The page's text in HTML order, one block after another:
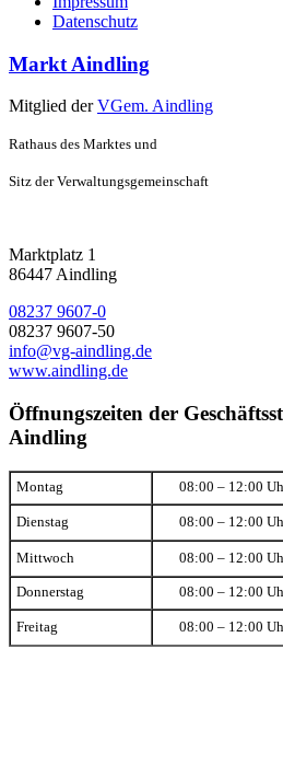
Datenschutz
Markt Aindling
Mitglied derVGem. Aindling
Rathaus des Marktes und
Sitz der Verwaltungsgemeinschaft
Marktplatz 1
86447 Aindling
08237 9607-0
08237 9607-50
info@vg-aindling.de
www.aindling.de
Öffnungszeiten der
Aindling
Montag 08:00 – 12:00
Dienstag 08:00 – 12:00
Mittwoch 08:00 – 12:00
Donnerstag 08:00 – 12:00
Freitag 08:00 – 12:00